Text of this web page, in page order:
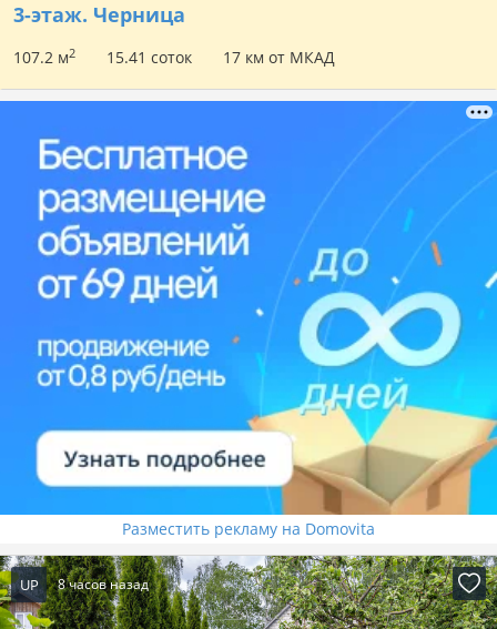
3-этаж. Черница
107.2 м2 15.41 соток 17 км от МКАД
Разместить рекламу на Domovita
UP 8 часов назад